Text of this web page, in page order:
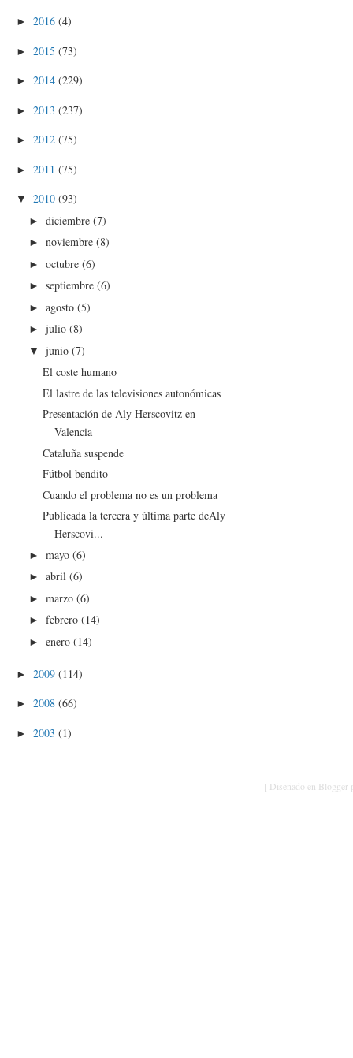
► 2016 (4)
► 2015 (73)
► 2014 (229)
► 2013 (237)
► 2012 (75)
► 2011 (75)
▼ 2010 (93)
►diciembre(7)
►noviembre(8)
►octubre(6)
►septiembre(6)
►agosto(5)
►julio(8)
▼junio(7)
El coste humano
El lastre de las televisiones autonómicas
Presentación de Aly Herscovitz en
Valencia
Cataluña suspende
Fútbol bendito
Cuando el problema no es un problema
Publicada la tercera y última parte deAly
Herscovi...
►mayo(6)
►abril(6)
►marzo(6)
►febrero(14)
►enero(14)
► 2009 (114)
► 2008 (66)
► 2003 (1)
[ Diseñado en Blogger